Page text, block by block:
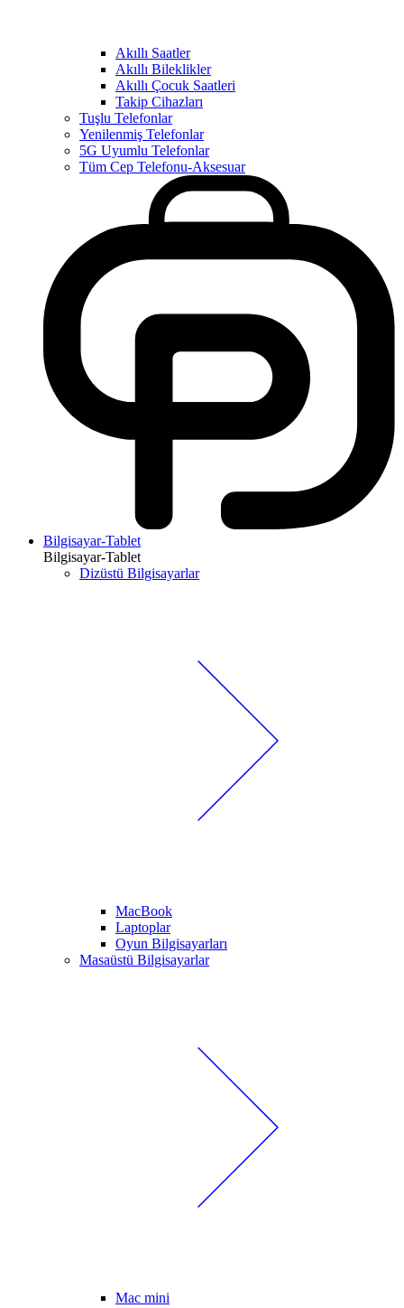
Akıllı Saatler
Akıllı Bileklikler
Akıllı Çocuk Saatleri
Takip Cihazları
Tuşlu Telefonlar
Yenilenmiş Telefonlar
5G Uyumlu Telefonlar
Tüm Cep Telefonu-Aksesuar
Bilgisayar-Tablet
Bilgisayar-Tablet
Dizüstü Bilgisayarlar
MacBook
Laptoplar
Oyun Bilgisayarları
Masaüstü Bilgisayarlar
Mac mini